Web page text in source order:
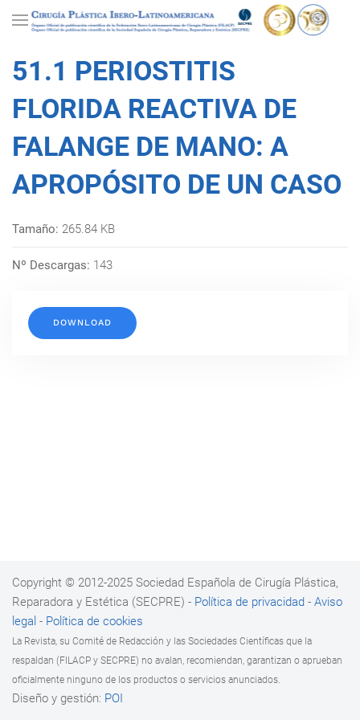
51.1 PERIOSTITIS
FLORIDA REACTIVA DE
FALANGE DE MANO: A
APROPÓSITO DE UN CASO
Tamaño: 265.84 KB
Nº Descargas: 143
DOWNLOAD
Copyright © 2012-2025 Sociedad Española de Cirugía Plástica,
Reparadora y Estética (SECPRE) - Política de privacidad - Aviso
legal - Política de cookies
La Revista, su Comité de Redacción y las Sociedades Científicas que la
respaldan (FILACP y SECPRE) no avalan, recomiendan, garantizan o aprueban
oficialmente ninguno de los productos o servicios anunciados.
Diseño y gestión: POI